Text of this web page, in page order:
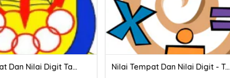
Nilai Tempat Dan Nilai Digit Tahun 5 Nilai Tempat Dan Nilai Digit - Tahun 4